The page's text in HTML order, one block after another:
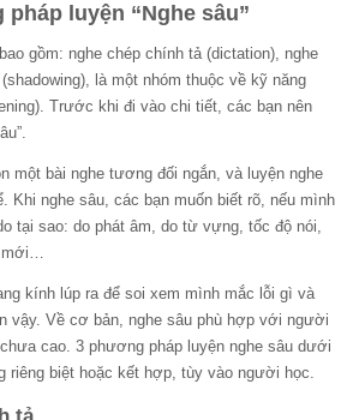
pháp luyện “Nghe sâu”
gồm: nghe chép chính tả (dictation), nghe
là một nhóm thuộc về kỹ năng
Trước khi đi vào chi tiết, các bạn nên
một bài nghe tương đối ngắn, và luyện nghe
Khi nghe sâu, các bạn muốn biết rõ, nếu mình
tại sao: do phát âm, do từ vựng, tốc độ nói,
mới…
kính lúp ra để soi xem mình mắc lỗi gì và
vậy. Về cơ bản, nghe sâu phù hợp với người
cao. 3 phương pháp luyện nghe sâu dưới
riêng biệt hoặc kết hợp, tùy vào người học.